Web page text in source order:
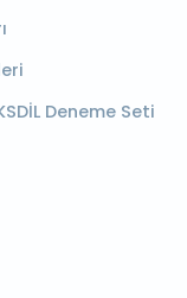
Deneme Seti